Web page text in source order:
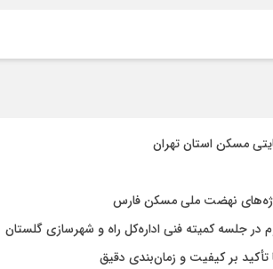
مسکن استان تهران
نهضت ملی مسکن فارس
جلسه کمیته فنی اداره‌کل راه و شهرسازی گلستان